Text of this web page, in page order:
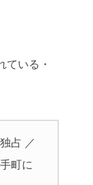
ている・
占 ／
町に